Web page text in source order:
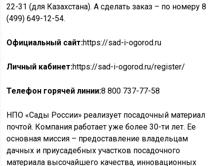
22-31 (для Казахстана). А сделать заказ – по номеру 8
(499) 649-12-54.
Официальный сайт:https://sad-i-ogorod.ru
Личный кабинет:https://sad-i-ogorod.ru/register/
Телефон горячей линии:8 800 737-77-58
НПО «Сады России» реализует посадочный материал
почтой. Компания работает уже более 30-ти лет. Ее
основная миссия – предоставление владельцам
дачных и приусадебных участков посадочного
материала высочайшего качества, инновационных